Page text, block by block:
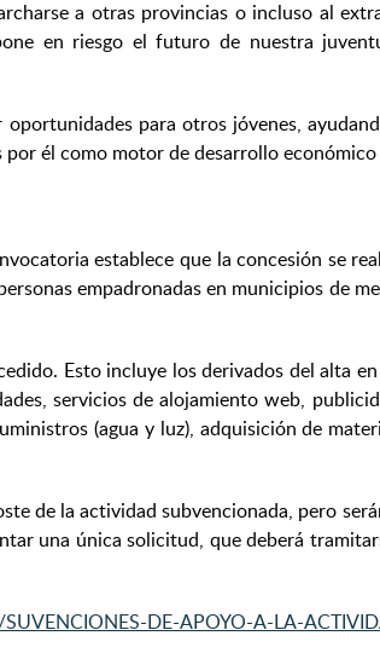
a otras provincias o incluso al
en riesgo el futuro de nuestra
para otros jóvenes,
él como motor de desarrollo económico
establece que la concesión se
empadronadas en municipios de
Esto incluye los derivados del alta en
servicios de alojamiento web,
(agua y luz), adquisición de
de la actividad subvencionada, pero
una única solicitud, que deberá
DE-APOYO-A-LA-